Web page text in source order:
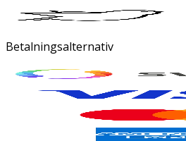
Betalningsalternativ